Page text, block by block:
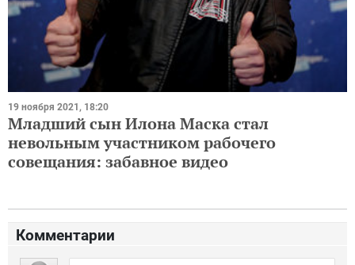
19 ноября 2021, 18:20
Младший сын Илона Маска стал
невольным участником рабочего
совещания: забавное видео
Комментарии